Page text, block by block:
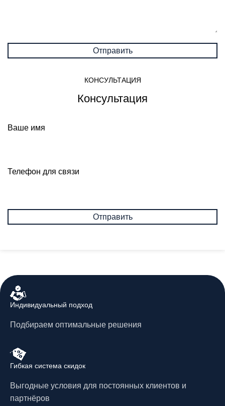
КОНСУЛЬТАЦИЯ
Консультация
Ваше имя
Телефон для связи
Индивидуальный подход
Подбираем оптимальные решения
Гибкая система скидок
Выгодные условия для постоянных клиентов и
партнёров